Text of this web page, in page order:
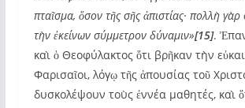
πταῖσμα, ὅσον τῆς σῆς ἀπιστίας· πολλὴ γὰρ
τὴν ἐκείνων σύμμετρον δύναμιν»[15].
καὶ ὁ Θεοφύλακτος ὅτι βρῆκαν τὴν
Φαρισαῖοι, λόγῳ τῆς ἀπουσίας τοῦ
δυσκολέψουν τοὺς ἐννέα μαθητές, καὶ